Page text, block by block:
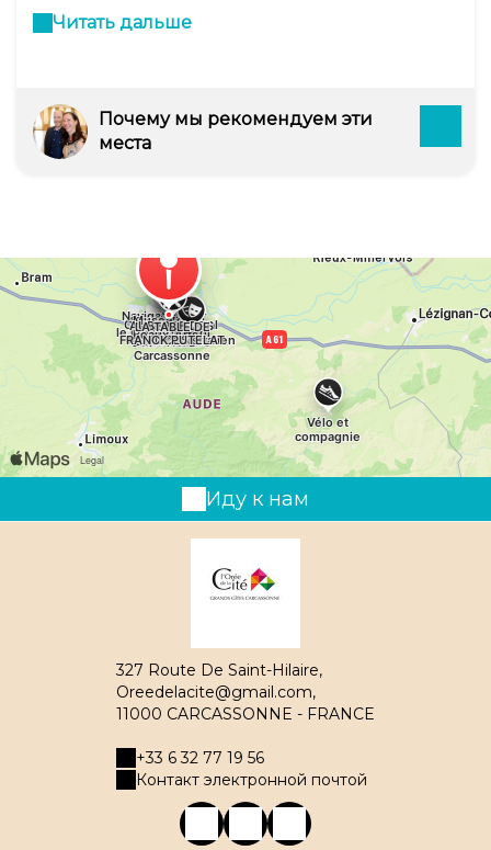
l'hôtel s'intitule « Le Parc » quand « La Table »
désigne le restaurant. Dans une ambiance
des grands classiques détournés.
Читать дальше
Почему мы рекомендуем эти
места
Иду к нам
327 Route De Saint-Hilaire,
Oreedelacite@gmail.com,
11000 CARCASSONNE - FRANCE
+33 6 32 77 19 56
Контакт электронной почтой